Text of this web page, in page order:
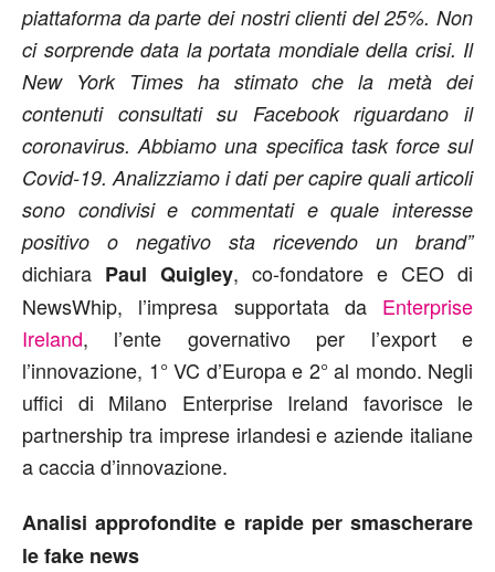
piattaforma da parte dei nostri clienti del 25%. Non
ci sorprende data la portata mondiale della crisi. Il
New York Times ha stimato che la metà dei
contenuti consultati su Facebook riguardano il
coronavirus. Abbiamo una specifica task force sul
Covid-19. Analizziamo i dati per capire quali articoli
sono condivisi e commentati e quale interesse
positivo o negativo sta ricevendo un brand”
dichiara Paul Quigley, co-fondatore e CEO di
NewsWhip, l’impresa supportata da Enterprise
Ireland, l’ente governativo per l’export e
l’innovazione, 1° VC d’Europa e 2° al mondo. Negli
uffici di Milano Enterprise Ireland favorisce le
partnership tra imprese irlandesi e aziende italiane
a caccia d’innovazione.
Analisi approfondite e rapide per smascherare
le fake news